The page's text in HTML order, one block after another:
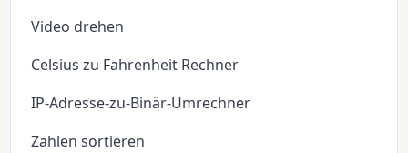
Video drehen
Celsius zu Fahrenheit Rechner
IP-Adresse-zu-Binär-Umrechner
Zahlen sortieren